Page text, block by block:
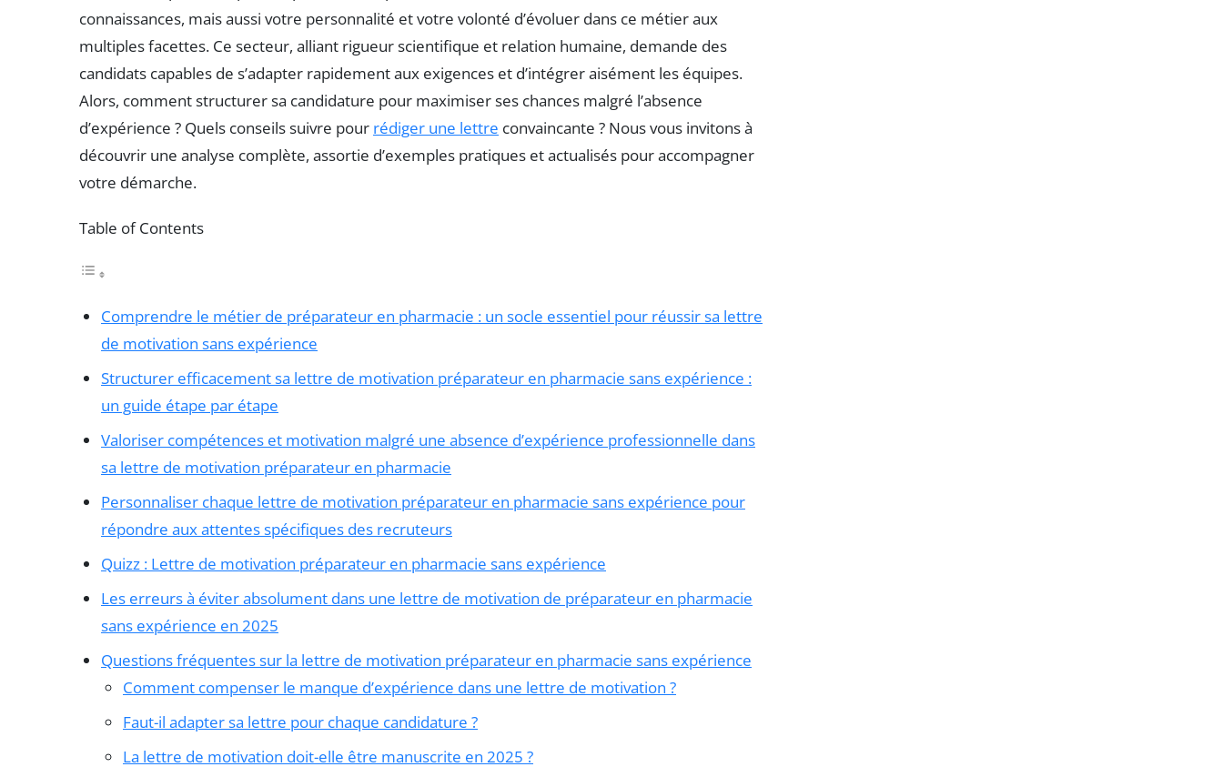
connaissances, mais aussi votre personnalité et votre volonté d’évoluer dans ce métier aux
multiples facettes. Ce secteur, alliant rigueur scientifique et relation humaine, demande des
candidats capables de s’adapter rapidement aux exigences et d’intégrer aisément les équipes.
Alors, comment structurer sa candidature pour maximiser ses chances malgré l’absence
d’expérience ? Quels conseils suivre pour rédiger une lettre convaincante ? Nous vous invitons à
découvrir une analyse complète, assortie d’exemples pratiques et actualisés pour accompagner
votre démarche.
Table of Contents
Comprendre le métier de préparateur en pharmacie : un socle essentiel pour réussir sa lettre
de motivation sans expérience
Structurer efficacement sa lettre de motivation préparateur en pharmacie sans expérience :
un guide étape par étape
Valoriser compétences et motivation malgré une absence d’expérience professionnelle dans
sa lettre de motivation préparateur en pharmacie
Personnaliser chaque lettre de motivation préparateur en pharmacie sans expérience pour
répondre aux attentes spécifiques des recruteurs
Quizz : Lettre de motivation préparateur en pharmacie sans expérience
Les erreurs à éviter absolument dans une lettre de motivation de préparateur en pharmacie
sans expérience en 2025
Questions fréquentes sur la lettre de motivation préparateur en pharmacie sans expérience
Comment compenser le manque d’expérience dans une lettre de motivation ?
Faut-il adapter sa lettre pour chaque candidature ?
La lettre de motivation doit-elle être manuscrite en 2025 ?